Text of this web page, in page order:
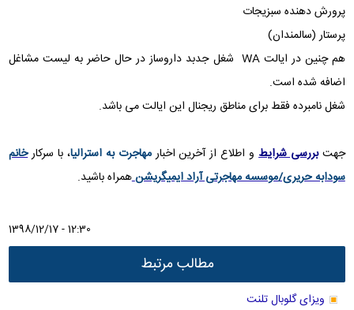
پرورش دهنده سبزیجات
پرستار (سالمندان)
هم چنین در ایالتWA شغل جدبد داروساز در حال حاضر به لیست مشاغل
اضافه شده است.
شغل نامبرده فقط برای مناطق ریجنال این ایالت می باشد.
جهت بررسی شرایطو اطلاع از آخرین اخبارمهاجرت به استرالیا، با سرکارخانم
سودابه حریری/موسسه مهاجرتی آراد ایمیگریشنهمراه باشید.
1398/12/17 - 12:30
مطالب مرتبط
ویزای گلوبال تلنت